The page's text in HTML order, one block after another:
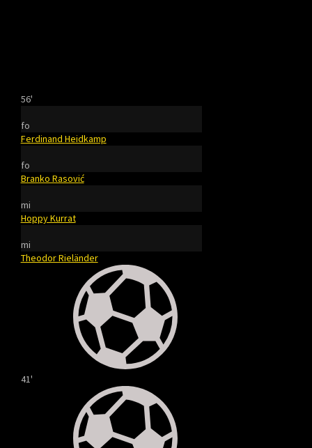
56'
fo
Ferdinand Heidkamp
fo
Branko Rasović
mi
Hoppy Kurrat
mi
Theodor Rieländer
41'